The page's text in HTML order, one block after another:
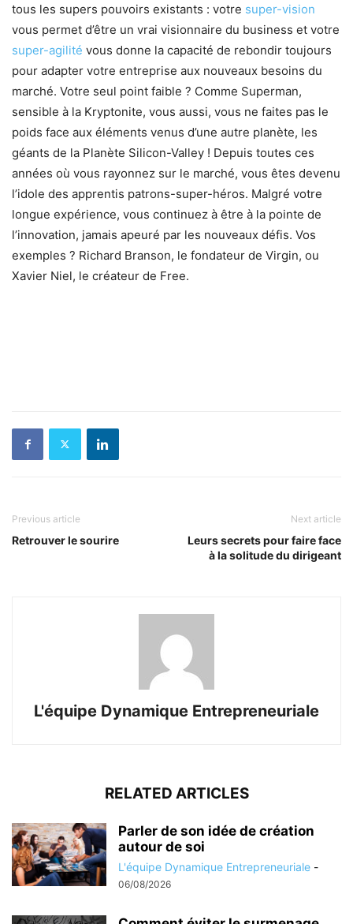
tous les supers pouvoirs existants : votre super-vision
vous permet d’être un vrai visionnaire du business et votre
super-agilité vous donne la capacité de rebondir toujours
pour adapter votre entreprise aux nouveaux besoins du
marché. Votre seul point faible ? Comme Superman,
sensible à la Kryptonite, vous aussi, vous ne faites pas le
poids face aux éléments venus d’une autre planète, les
géants de la Planète Silicon-Valley ! Depuis toutes ces
années où vous rayonnez sur le marché, vous êtes devenu
l’idole des apprentis patrons-super-héros. Malgré votre
longue expérience, vous continuez à être à la pointe de
l’innovation, jamais apeuré par les nouveaux défis. Vos
exemples ? Richard Branson, le fondateur de Virgin, ou
Xavier Niel, le créateur de Free.
Previous article
Retrouver le sourire
Next article
Leurs secrets pour faire face
à la solitude du dirigeant
L'équipe Dynamique Entrepreneuriale
RELATED ARTICLES
Parler de son idée de création
autour de soi
L'équipe Dynamique Entrepreneuriale -
06/08/2026